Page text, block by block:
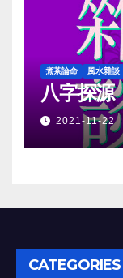
煮茶論命 風水雜談
八字探源
2021-11-22
CATEGORIES